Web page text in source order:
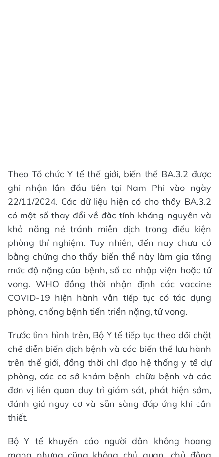
Theo Tổ chức Y tế thế giới, biến thể BA.3.2 được
ghi nhận lần đầu tiên tại Nam Phi vào ngày
22/11/2024. Các dữ liệu hiện có cho thấy BA.3.2
có một số thay đổi về đặc tính kháng nguyên và
khả năng né tránh miễn dịch trong điều kiện
phòng thí nghiệm. Tuy nhiên, đến nay chưa có
bằng chứng cho thấy biến thể này làm gia tăng
mức độ nặng của bệnh, số ca nhập viện hoặc tử
vong. WHO đồng thời nhận định các vaccine
COVID-19 hiện hành vẫn tiếp tục có tác dụng
phòng, chống bệnh tiến triển nặng, tử vong.
Trước tình hình trên, Bộ Y tế tiếp tục theo dõi chặt
chẽ diễn biến dịch bệnh và các biến thể lưu hành
trên thế giới, đồng thời chỉ đạo hệ thống y tế dự
phòng, các cơ sở khám bệnh, chữa bệnh và các
đơn vị liên quan duy trì giám sát, phát hiện sớm,
đánh giá nguy cơ và sẵn sàng đáp ứng khi cần
thiết.
Bộ Y tế khuyến cáo người dân không hoang